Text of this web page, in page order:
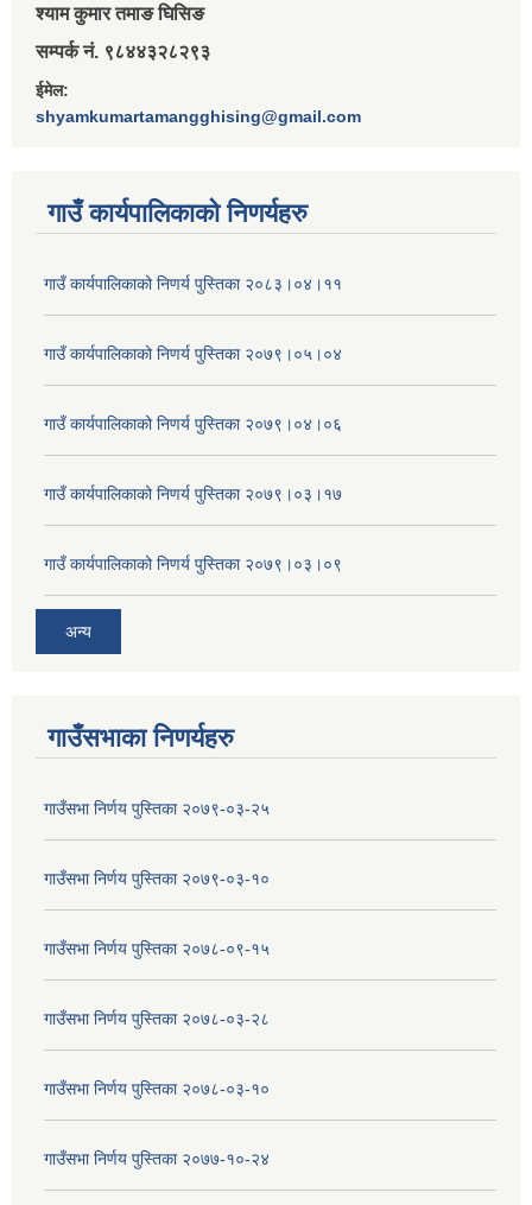
श्‍याम कुमार तमाङ घिसिङ
सम्पर्क नं. ९८४४३२८२९३
ईमेल:
shyamkumartamangghising@gmail.com
गाउँ कार्यपालिकाकाे निणर्यहरु
गाउँ कार्यपालिकाको निणर्य पुस्तिका २०८३।०४।११
गाउँ कार्यपालिकाको निणर्य पुस्तिका २०७९।०५।०४
गाउँ कार्यपालिकाको निणर्य पुस्तिका २०७९।०४।०६
गाउँ कार्यपालिकाको निणर्य पुस्तिका २०७९।०३।१७
गाउँ कार्यपालिकाको निणर्य पुस्तिका २०७९।०३।०९
अन्य
गाउँसभाका निणर्यहरु
गाउँसभा निर्णय पुस्तिका २०७९-०३-२५
गाउँसभा निर्णय पुस्तिका २०७९-०३-१०
गाउँसभा निर्णय पुस्तिका २०७८-०९-१५
गाउँसभा निर्णय पुस्तिका २०७८-०३-२८
गाउँसभा निर्णय पुस्तिका २०७८-०३-१०
गाउँसभा निर्णय पुस्तिका २०७७-१०-२४